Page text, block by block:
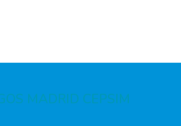
MADRID CEPSIM